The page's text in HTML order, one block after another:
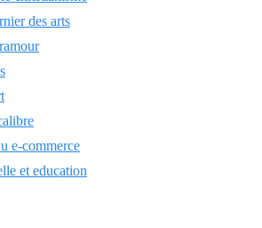
des arts
e-commerce
et education